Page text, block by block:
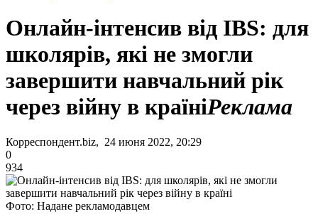
Онлайн-інтенсив від IBS: для
школярів, які не змогли
завершити навчальний рік
через війну в країніРеклама
Корреспондент.biz, 24 июня 2022, 20:29
0
934
Фото: Надане рекламодавцем